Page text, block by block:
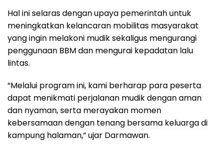
Hal ini selaras dengan upaya pemerintah untuk
meningkatkan kelancaran mobilitas masyarakat
yang ingin melakoni mudik sekaligus mengurangi
penggunaan BBM dan mengurai kepadatan lalu
lintas.
“Melalui program ini, kami berharap para peserta
dapat menikmati perjalanan mudik dengan aman
dan nyaman, serta merayakan momen
kebersamaan dengan tenang bersama keluarga di
kampung halaman,” ujar Darmawan.